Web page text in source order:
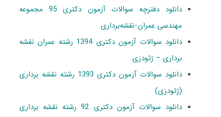
دانلود دفترچه سوالات آزمون دکتری 95 مجموعه
مهندسی عمران-نقشه‌برداری
دانلود سوالات آزمون دکتری 1394 رشته عمران نقشه
برداری – ژئودزی
دانلود سوالات آزمون دکتری 1393 رشته نقشه برداری
(ژئودزی)
دانلود سوالات آزمون دکتری 92 رشته نقشه برداری